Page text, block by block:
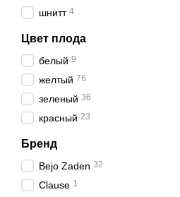
шнитт 4
Цвет плода
белый 9
желтый 76
зеленый 36
красный 23
Бренд
Bejo Zaden 32
Clause 1